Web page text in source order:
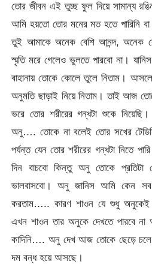
তোর জীবন এই তুচ্ছ ফুল দিয়ে সামান্য
আমি হয়তো তোর মনের মত হতে পারিনি
তুই আমাকে অনেক বেশি আনন্দ, অনেক
স্মৃতি মরে গেলেও ভুলতে পারবো না।
বাহানায় তোকে কোলে তুলে নিতাম।
অনুমতি ছাড়াই নিয়ে নিতাম। তাই আজ
ভরে তোর শরীরের গন্ধটা শুকে
অনু…. তোকে না বলেই তোর সখের
পর্যন্ত যেন তোর শরীরের গন্ধটা নিতে
দিন বাচবো কিন্তু অনু তোকে প্রতিটা
ভালবাসবো। অনু জানিস আমি কেন সব
করতাম….. কারণ শাওন যে শুধু
এখন শাওন তার অনুকে দেখতে পারবে
কাদিনি…. অনু দেখ আজ তোকে ছেড়ে চলে
দম বন্ধ হয়ে আসছে।